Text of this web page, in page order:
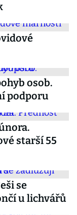
osob.
podporu
starší 55
se
u lichvářů